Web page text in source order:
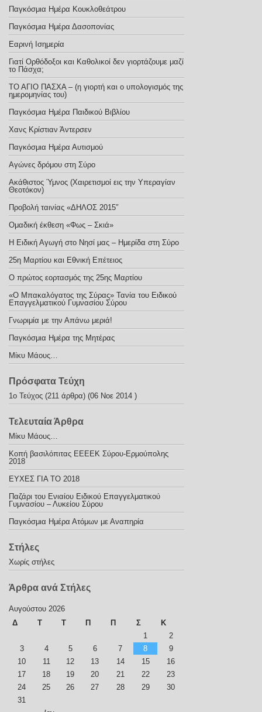
Παγκόσμια Ημέρα Κουκλοθεάτρου
Παγκόσμια Ημέρα Δασοπονίας
Εαρινή Ισημερία
Γιατί Ορθόδοξοι και Καθολικοί δεν γιορτάζουμε μαζί
το Πάσχα;
ΤΟ ΑΓΙΟ ΠΑΣΧΑ – (η γιορτή και ο υπολογισμός της
ημερομηνίας του)
Παγκόσμια Ημέρα Παιδικού Βιβλίου
Χανς Κρίστιαν Άντερσεν
Παγκόσμια Ημέρα Αυτισμού
Αγώνες δρόμου στη Σύρο
Ακάθιστος Ύμνος (Χαιρετισμοί εις την Υπεραγίαν
Θεοτόκον)
Προβολή ταινίας «ΔΗΛΟΣ 2015″
Ομαδική έκθεση «Φως – Σκιά»
Η Ειδική Αγωγή στο Νησί μας – Ημερίδα στη Σύρο
25η Μαρτίου και Εθνική Επέτειος
Ο πρώτος εορτασμός της 25ης Μαρτίου
«Ο Μπακαλόγατος της Σύρας» Τανία του Ειδικού
Επαγγελματικού Γυμνασίου Σύρου
Γνωριμία με την Απάνω μεριά!
Παγκόσμια Ημέρα της Μητέρας
Μίκυ Μάους…
Πρόσφατα Τεύχη
1ο Τεύχος (211 άρθρα) (06 Νοε 2014 )
Τελευταία Άρθρα
Μίκυ Μάους…
Κοπή βασιλόπιτας ΕΕΕΕΚ Σύρου-Ερμούπολης
2018
ΕΥΧΕΣ ΓΙΑ ΤΟ 2018
Παζάρι του Ενιαίου Ειδικού Επαγγελματικού
Γυμνασίου – Λυκείου Σύρου
Παγκόσμια Ημέρα Ατόμων με Αναπηρία
Στήλες
Χωρίς στήλες
Άρθρα ανά Στήλες
Αυγούστου 2026
Δ
Τ Τ Π Π Σ Κ
1
2
3
4 5 6 7 8
9
10
11 12 13 14 15
16
17
18 19 20 21 22
23
24
25 26 27 28 29
30
31